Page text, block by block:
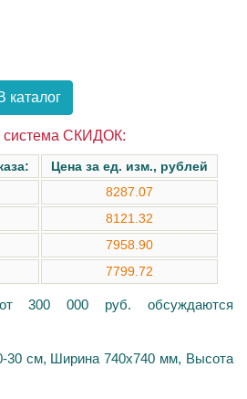
каталог
система СКИДОК:
Цена за ед. изм., рублей
8287.07
8121.32
7958.90
7799.72
300 000 руб. обсуждаются
30 см, Ширина 740х740 мм, Высота